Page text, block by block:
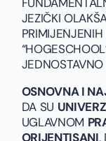
JEZIČKI
JEDNOSTAVNO
OSNOVNA I
DA SU
UGLAVNOM
ORIJENTISANI,